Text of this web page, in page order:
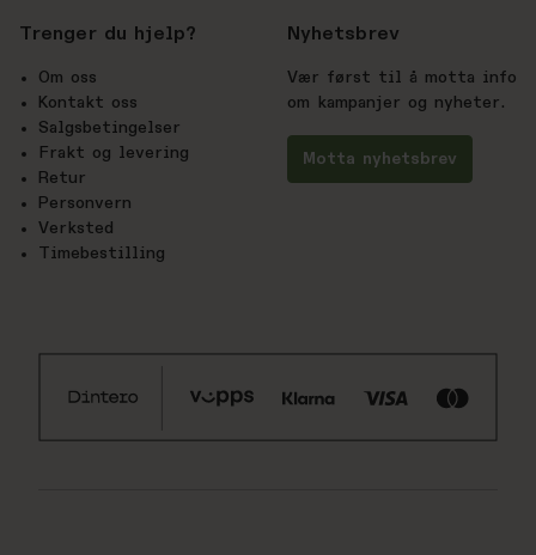
Trenger du hjelp?
Om oss
Kontakt oss
Salgsbetingelser
Frakt og levering
Retur
Personvern
Verksted
Timebestilling
Nyhetsbrev
Vær først til å motta info
om kampanjer og nyheter.
Motta nyhetsbrev